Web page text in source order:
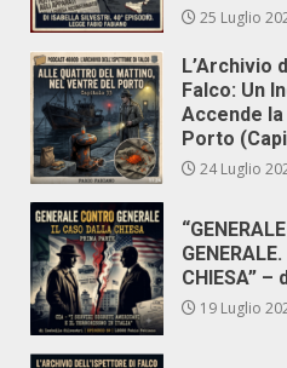
25 Luglio
L’Archivio
Falco: Un
Accende
Porto
24 Luglio
CHIESA”
19 Luglio